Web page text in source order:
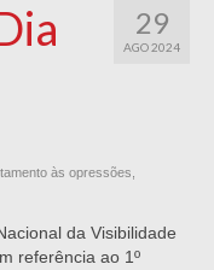
29
AGO 2024
às opressões
da Visibilidade
referência ao 1º